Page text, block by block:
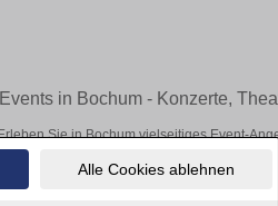
Alle Cookies ablehnen
in Bochum - Konzerte,
Sie in Bochum vielseitiges Event-
Veranstaltungen in Bochum – hier